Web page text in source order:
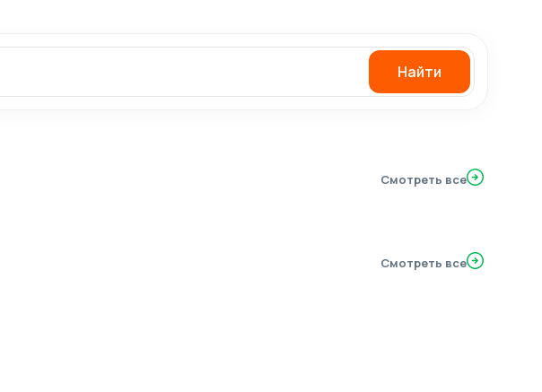
Найти
Смотреть все
Смотреть все